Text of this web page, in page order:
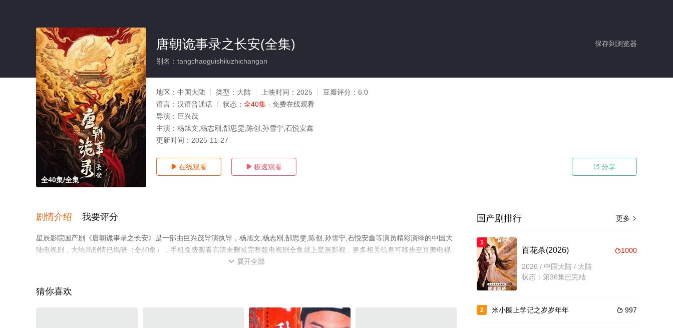
全40集/全集
保存到浏览器
唐朝诡事录之长安(全集)
别名：tangchaoguishiluzhichangan
地区： 中国大陆 类型： 大陆 上映时间： 2025 豆瓣评分： 6.0
语言： 汉语普通话 状态： 全40集 - 免费在线观看
导演： 巨兴茂
主演： 杨旭文,杨志刚,郜思雯,陈创,孙雪宁,石悦安鑫
更新时间： 2025-11-27
 在线观看  极速观看  分享
剧情介绍 我要评分
星辰影院国产剧《唐朝诡事录之长安》是一部由巨兴茂导演执导，杨旭文,杨志刚,郜思雯,陈创,孙雪宁,石悦安鑫等演员精彩演绎的中国大
陆电视剧，大结局剧情已揭晓（全40集），手机免费观看高清未删减完整版电视剧全集就上星辰影视，更多相关信息可移步至豆瓣电视
 展开全部
猜你喜欢
更多 
国产剧排行
1
1000
百花杀(2026)
2026 / 中国大陆 / 大陆
状态：第36集已完结
2  997
米小圈上学记之岁岁年年